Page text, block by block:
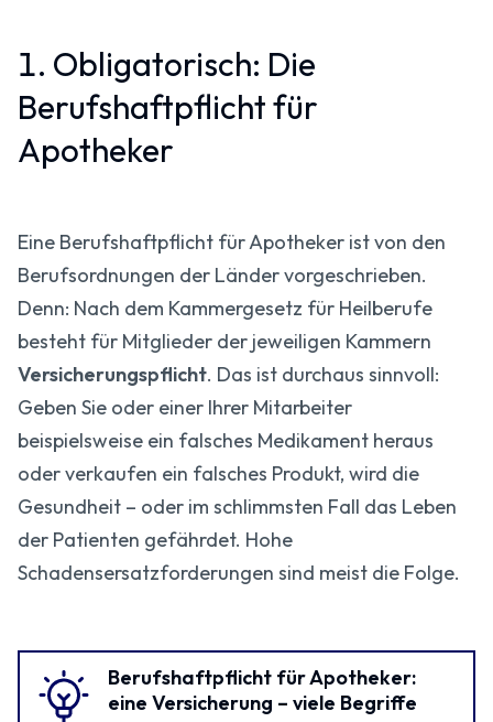
1. Obligatorisch: Die
Berufshaftpflicht für
Apotheker
Eine Berufshaftpflicht für Apotheker ist von den
Berufsordnungen der Länder vorgeschrieben.
Denn: Nach dem Kammergesetz für Heilberufe
besteht für Mitglieder der jeweiligen Kammern
Versicherungspflicht. Das ist durchaus sinnvoll:
Geben Sie oder einer Ihrer Mitarbeiter
beispielsweise ein falsches Medikament heraus
oder verkaufen ein falsches Produkt, wird die
Gesundheit – oder im schlimmsten Fall das Leben
der Patienten gefährdet. Hohe
Schadensersatzforderungen sind meist die Folge.
Berufshaftpflicht für Apotheker:
eine Versicherung – viele Begriffe